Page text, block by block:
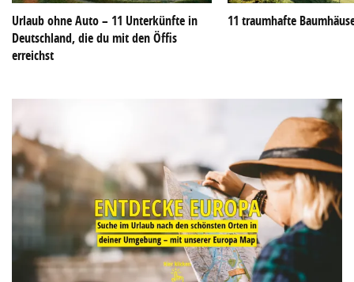
Urlaub ohne Auto – 11 Unterkünfte in
Deutschland, die du mit den Öffis
erreichst
11 traumhafte